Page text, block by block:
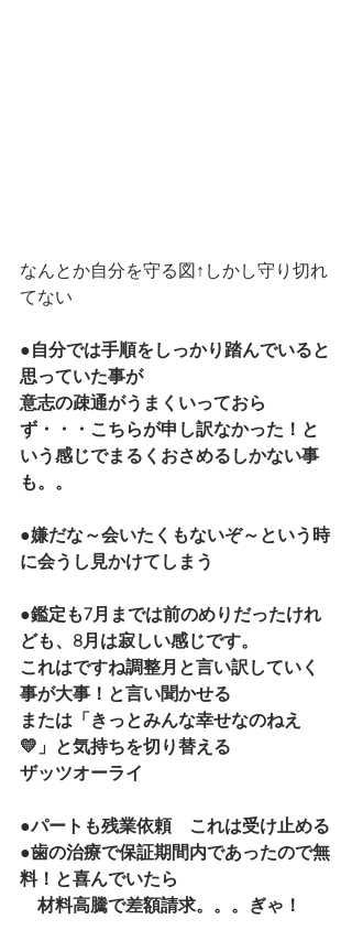
なんとか自分を守る図↑しかし守り切れ
てない
●自分では手順をしっかり踏んでいると
思っていた事が
意志の疎通がうまくいっておら
ず・・・こちらが申し訳なかった！と
いう感じでまるくおさめるしかない事
も。。
●嫌だな～会いたくもないぞ～という時
に会うし見かけてしまう
●鑑定も7月までは前のめりだったけれ
ども、8月は寂しい感じです。
これはですね調整月と言い訳していく
事が大事！と言い聞かせる
または「きっとみんな幸せなのねえ
💛」と気持ちを切り替える
ザッツオーライ
●パートも残業依頼　これは受け止める
●歯の治療で保証期間内であったので無
料！と喜んでいたら
材料高騰で差額請求。。。ぎゃ！